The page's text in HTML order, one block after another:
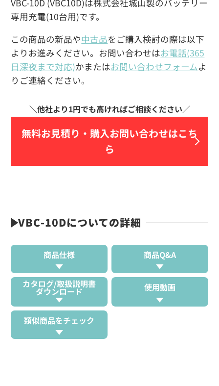
VBC-10D (VBC10D)は株式会社城山製のバッテリー
専用充電(10台用)です。
この商品の新品や中古品をご購入検討の際は以下
よりお進みください。お問い合わせはお電話(365
日深夜まで対応)かまたはお問い合わせフォームよ
りご連絡ください。
無料お見積り・ 購入お問い合わせはこち
ら
VBC-10Dについての詳細
商品仕様 商品Q&A
カタログ/取扱説明書
ダウンロード 使用動画
類似商品をチェック